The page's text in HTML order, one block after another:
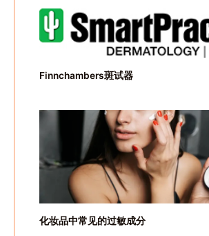
Finnchambers斑试器
化妆品中常见的过敏成分